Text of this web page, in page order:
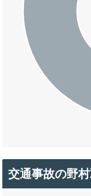
交通事故の野